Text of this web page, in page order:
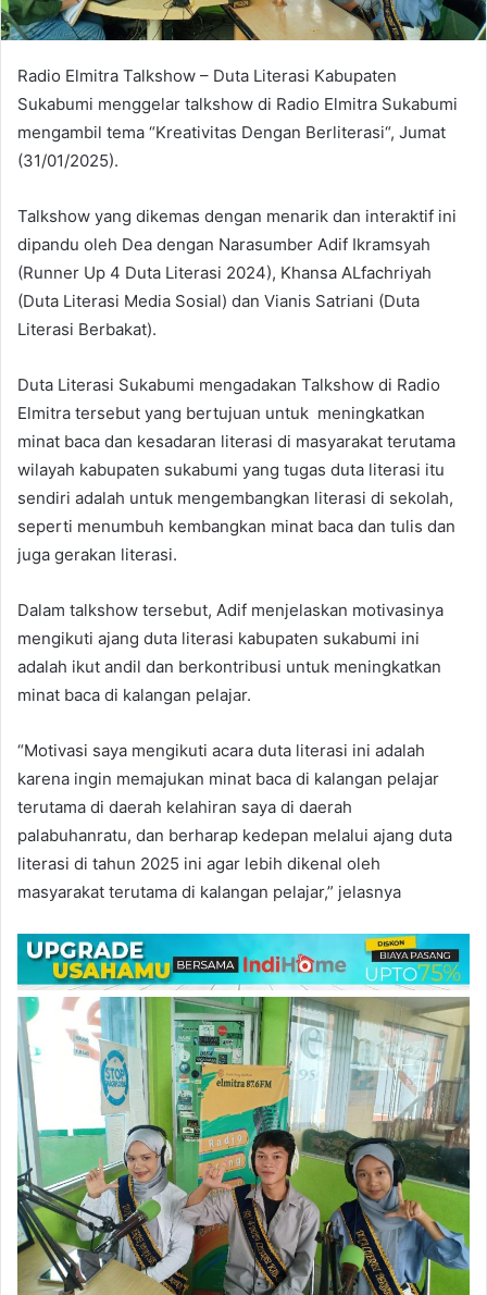
Radio Elmitra Talkshow – Duta Literasi Kabupaten
Sukabumi menggelar talkshow di Radio Elmitra Sukabumi
mengambil tema “Kreativitas Dengan Berliterasi“, Jumat
(31/01/2025).
Talkshow yang dikemas dengan menarik dan interaktif ini
dipandu oleh Dea dengan Narasumber Adif Ikramsyah
(Runner Up 4 Duta Literasi 2024), Khansa ALfachriyah
(Duta Literasi Media Sosial) dan Vianis Satriani (Duta
Literasi Berbakat).
Duta Literasi Sukabumi mengadakan Talkshow di Radio
Elmitra tersebut yang bertujuan untuk meningkatkan
minat baca dan kesadaran literasi di masyarakat terutama
wilayah kabupaten sukabumi yang tugas duta literasi itu
sendiri adalah untuk mengembangkan literasi di sekolah,
seperti menumbuh kembangkan minat baca dan tulis dan
juga gerakan literasi.
Dalam talkshow tersebut, Adif menjelaskan motivasinya
mengikuti ajang duta literasi kabupaten sukabumi ini
adalah ikut andil dan berkontribusi untuk meningkatkan
minat baca di kalangan pelajar.
“Motivasi saya mengikuti acara duta literasi ini adalah
karena ingin memajukan minat baca di kalangan pelajar
terutama di daerah kelahiran saya di daerah
palabuhanratu, dan berharap kedepan melalui ajang duta
literasi di tahun 2025 ini agar lebih dikenal oleh
masyarakat terutama di kalangan pelajar,” jelasnya